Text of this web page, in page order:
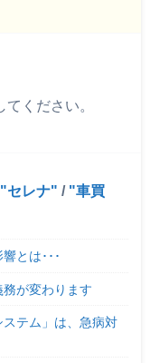
てください。
セレナ /
車買
とは･･･
が変わります
ステム」は、急病対